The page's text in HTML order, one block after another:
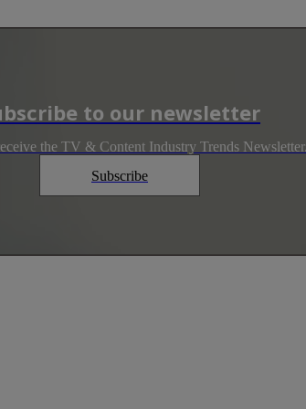
to our newsletter
the TV & Content Industry Trends
Subscribe